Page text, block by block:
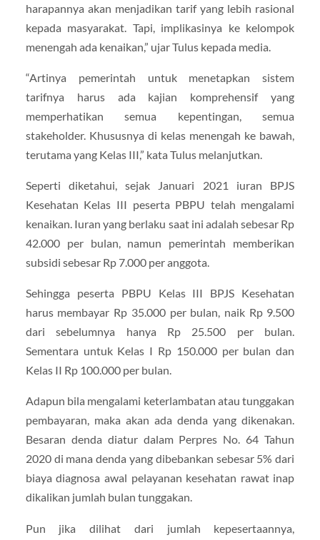
harapannya akan menjadikan tarif yang lebih rasional
kepada masyarakat. Tapi, implikasinya ke kelompok
menengah ada kenaikan,” ujar Tulus kepada media.
“Artinya pemerintah untuk menetapkan sistem
tarifnya harus ada kajian komprehensif yang
memperhatikan semua kepentingan, semua
stakeholder. Khususnya di kelas menengah ke bawah,
terutama yang Kelas III,” kata Tulus melanjutkan.
Seperti diketahui, sejak Januari 2021 iuran BPJS
Kesehatan Kelas III peserta PBPU telah mengalami
kenaikan. Iuran yang berlaku saat ini adalah sebesar Rp
42.000 per bulan, namun pemerintah memberikan
subsidi sebesar Rp 7.000 per anggota.
Sehingga peserta PBPU Kelas III BPJS Kesehatan
harus membayar Rp 35.000 per bulan, naik Rp 9.500
dari sebelumnya hanya Rp 25.500 per bulan.
Sementara untuk Kelas I Rp 150.000 per bulan dan
Kelas II Rp 100.000 per bulan.
Adapun bila mengalami keterlambatan atau tunggakan
pembayaran, maka akan ada denda yang dikenakan.
Besaran denda diatur dalam Perpres No. 64 Tahun
2020 di mana denda yang dibebankan sebesar 5% dari
biaya diagnosa awal pelayanan kesehatan rawat inap
dikalikan jumlah bulan tunggakan.
Pun jika dilihat dari jumlah kepesertaannya,